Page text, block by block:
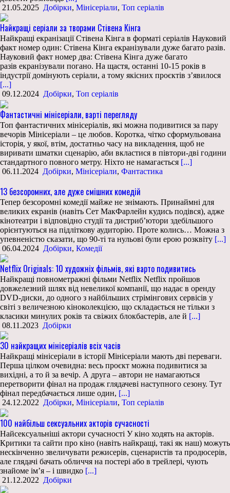
21.05.2025 Добірки, Мінісеріали, Топ серіалів
Найкращі серіали за творами Стівена Кінга
Найкращі екранізації Стівена Кінга в форматі серіалів Науковий
факт номер один: Стівена Кінга екранізували дуже багато разів.
Науковий факт номер два: Стівена Кінга дуже багато
разів екранізували погано. На щастя, останні 10-15 років в
індустрії домінують серіали, а тому якісних проєктів з’явилося
[...]
09.12.2024 Добірки, Топ серіалів
Фантастичні мінісеріали, варті перегляду
Топ фантастичних мінісеріалів, які можна подивитися за пару
вечорів Мінісеріали – це любов. Коротка, чітко сформульована
історія, у якої, втім, достатньо часу на викладення, щоб не
виривати шматки сценарію, аби вкластися в півтори-дві години
стандартного повного метру. Ніхто не намагається [...]
06.11.2024 Добірки, Мінісеріали, Фантастика
13 безсоромних, але дуже смішних комедій
Тепер безсоромні комедії майже не знімають. Принаймні для
великих екранів (навіть Сет МакФарлейн кудись подівся), адже
кінотеатри і відповідно студії та дистриб’ютори здебільшого
орієнтуються на підліткову аудиторію. Проте колись… Можна з
упевненістю сказати, що 90-ті та нульові були ерою розквіту [...]
06.04.2024 Добірки, Комедії
Netflix Originals: 10 художніх фільмів, які варто подивитись
Найкращі повнометражні фільми Netflix Netflix пройшов
довжелезний шлях від невеликої компанії, що надає в оренду
DVD-диски, до одного з найбільших стрімінгових сервісів у
світі з величезною кіноколекцією, що складається не тільки з
класики минулих років та свіжих блокбастерів, але й [...]
08.11.2023 Добірки
30 найкращих мінісеріалів всіх часів
Найкращі мінісеріали в історії Мінісеріали мають дві переваги.
Перша цілком очевидна: весь проєкт можна подивитися за
вихідні, а то й за вечір. А друга – автори не намагаються
перетворити фінал на продаж глядачеві наступного сезону. Тут
фінал передбачається лише один, [...]
24.12.2022 Добірки, Мінісеріали, Топ серіалів
100 найбільш сексуальних акторів сучасності
Найсексуальніші актори сучасності У кіно ходять на акторів.
Критики та сайти про кіно (навіть найкращі, такі як наш) можуть
нескінченно звеличувати режисерів, сценаристів та продюсерів,
але глядачі бачать обличчя на постері або в трейлері, чують
знайоме ім’я – і швидко [...]
21.12.2022 Добірки